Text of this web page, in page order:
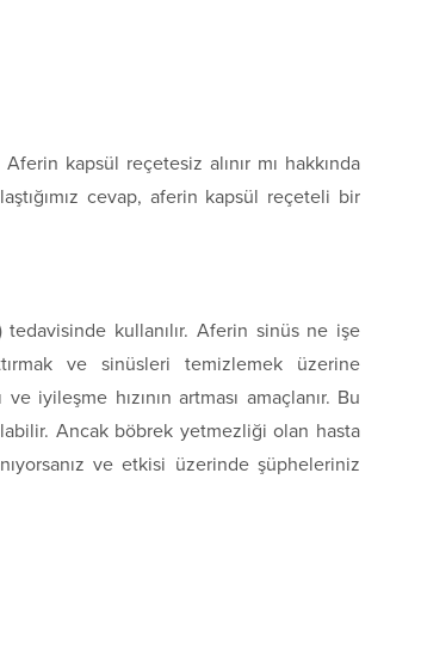
kapsül reçetesiz alınır mı hakkında
cevap, aferin kapsül reçeteli bir
kullanılır. Aferin sinüs ne işe
ve sinüsleri temizlemek üzerine
iyileşme hızının artması amaçlanır. Bu
Ancak böbrek yetmezliği olan hasta
ve etkisi üzerinde şüpheleriniz